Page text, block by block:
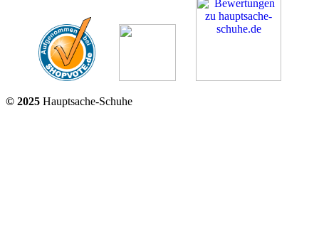
© 2025 Hauptsache-Schuhe